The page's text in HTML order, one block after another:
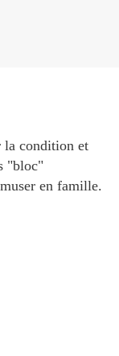
la condition et
"bloc"
en famille.